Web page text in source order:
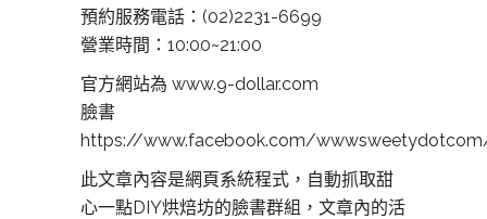
預約服務電話：(02)2231-6699
營業時間：10:00~21:00
官方網站為 www.9-dollar.com
臉書
https://www.facebook.com/
此文章內容是網頁系統程式，自動抓取甜
心一點DIY烘焙坊的臉書群組，文章內的活